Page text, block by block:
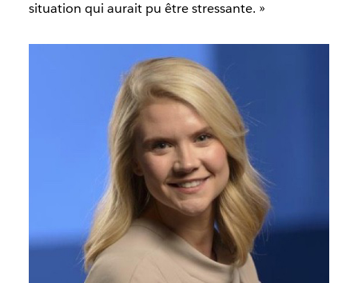
situation qui aurait pu être stressante. »